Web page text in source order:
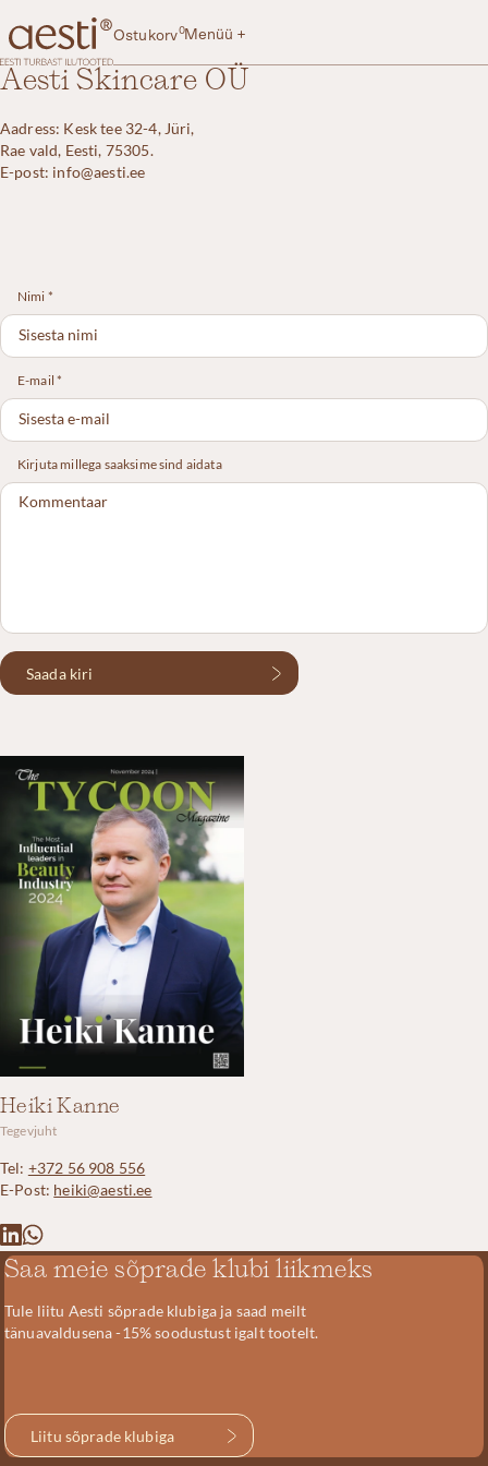
to
content
Aesti
Ostukorv0Menüü +
Aesti Skincare OÜ
Aadress: Kesk tee 32-4, Jüri,
Rae vald, Eesti, 75305.
E-post: info@aesti.ee
Nimi *
E-mail *
Kirjuta millega saaksime sind aidata
Saada kiri
Heiki Kanne
Tegevjuht
Tel: +372 56 908 556
E-Post: heiki@aesti.ee
Saa meie sõprade klubi liikmeks
Tule liitu Aesti sõprade klubiga ja saad meilt
tänuavaldusena -15% soodustust igalt tootelt.
Liitu sõprade klubiga